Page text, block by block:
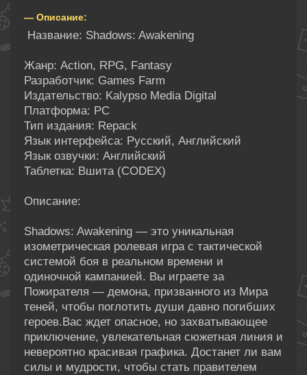
— Описание:
Название: Shadows: Awakening
Жанр: Action, RPG, Fantasy
Разработчик: Games Farm
Издательство: Kalypso Media Digital
Платформа: PC
Тип издания: Repack
Язык интерфейса: Русский, Английский
Язык озвучки: Английский
Таблетка: Вшита (CODEX)
Описание:
Shadows: Awakening — это уникальная
изометрическая ролевая игра с тактической
системой боя в реальном времени и
одиночной кампанией. Вы играете за
Пожирателя — демона, призванного из Мира
теней, чтобы поглотить души давно погибших
героев.Вас ждет опасное, но захватывающее
приключение, увлекательная сюжетная линия и
невероятно красивая графика. Достанет ли вам
силы и мудрости, чтобы стать правителем